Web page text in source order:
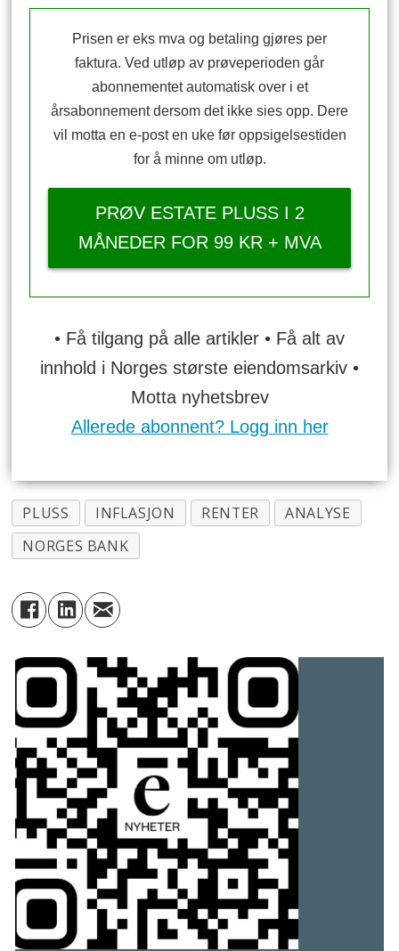
Prisen er eks mva og betaling gjøres per
faktura. Ved utløp av prøveperioden går
abonnementet automatisk over i et
årsabonnement dersom det ikke sies opp. Dere
vil motta en e-post en uke før oppsigelsestiden
for å minne om utløp.
PRØV ESTATE PLUSS I 2
MÅNEDER FOR 99 KR + MVA
• Få tilgang på alle artikler • Få alt av
innhold i Norges største eiendomsarkiv •
Motta nyhetsbrev
Allerede abonnent? Logg inn her
PLUSS INFLASJON RENTER
ANALYSE
NORGES BANK